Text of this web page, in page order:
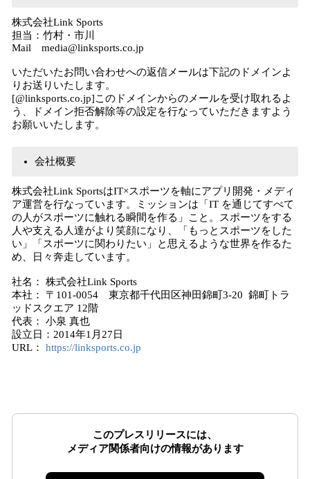
株式会社Link Sports
担当：竹村・市川
Mail media@linksports.co.jp
いただいたお問い合わせへの返信メールは下記のドメインよ
りお送りいたします。
[@linksports.co.jp]このドメインからのメールを受け取れるよ
う、ドメイン拒否解除等の設定を行なっていただきますよう
お願いいたします。
会社概要
株式会社Link SportsはIT×スポーツを軸にアプリ開発・メディ
ア運営を行なっています。ミッションは「IT を通じてすべて
の人がスポーツに触れる瞬間を作る」こと。スポーツをする
人や支える人達がより笑顔になり、「もっとスポーツをした
い」「スポーツに関わりたい」と思えるような世界を作るた
め、日々奔走しています。
社名： 株式会社Link Sports
本社： 〒101-0054 東京都千代田区神田錦町3-20 錦町トラ
ッドスクエア 12階
代表： 小泉 真也
設立日：2014年1月27日
URL： https://linksports.co.jp
このプレスリリースには、
メディア関係者向けの情報があります